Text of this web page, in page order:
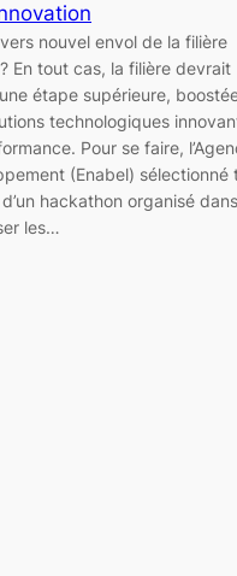
nouvel envol de la filière
En tout cas, la filière devrait
étape supérieure,
technologiques
Pour se faire,
(Enabel) sélectionné
hackathon organisé
les…